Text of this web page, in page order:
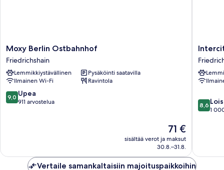
Moxy
Berlin
Ostbahnhof
Friedrichshain
Moxy Berlin Ostbahnhof
Friedrichshain
Lemmikkiystävällinen
Pysäköinti saatavilla
Ilmainen Wi-Fi
Ravintola
9.0
kautta
9,0 Upea
911 arvostelua
Hinta
71 €
71 €
sisältää verot ja maksut
30.8.–31.8.
Berlin
8.6
kautta
8,6
1
Vertaile samankaltaisiin majoituspaikkoihin